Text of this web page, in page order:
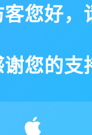
您好，
您的支